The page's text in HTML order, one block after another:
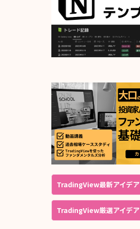
TradingView最新アイデア
TradingView厳選アイデア